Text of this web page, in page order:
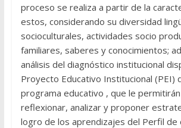
proceso se realiza a partir de la
estos, considerando su diversidad
socioculturales, actividades socio
familiares, saberes y conocimientos;
análisis del diagnóstico institucional
Proyecto Educativo Institucional (PEI)
programa educativo , que le
reflexionar, analizar y proponer
logro de los aprendizajes del Perfil de